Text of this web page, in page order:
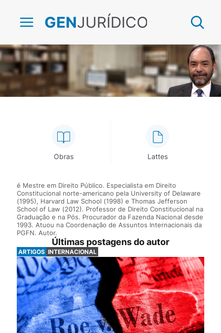
GENJURÍDICO
Obras Lattes
é Mestre em Direito Público. Especialista em Direito
Constitucional norte-americano pela University of Delaware
(1995), Harvard Law School (1998) e Thomas Jefferson
School of Law (2012). Professor de Direito Constitucional na
Graduação e na Pós. Procurador da Fazenda Nacional desde
1993. Atuou na Coordenação de Assuntos Internacionais da
PGFN. Autor.
Últimas postagens do autor
ARTIGOS INTERNACIONAL